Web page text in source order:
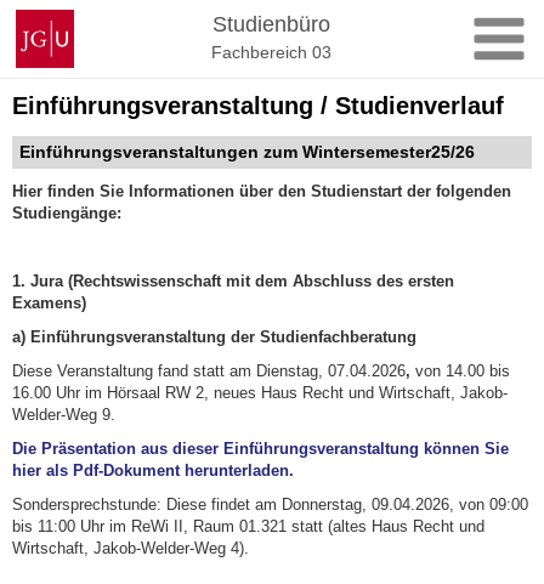
Zum
Inhalt
springen
Johannes
Gutenberg-
Universität
Mainz
Studienbüro
Fachbereich 03
Einführungsveranstaltung / Studienverlauf
Einführungsveranstaltungen zum Wintersemester25/26
Hier finden Sie Informationen über den Studienstart der folgenden
Studiengänge:
1. Jura (Rechtswissenschaft mit dem Abschluss des ersten
Examens)
a) Einführungsveranstaltung der Studienfachberatung
Diese Veranstaltung fand statt am Dienstag, 07.04.2026, von 14.00 bis
16.00 Uhr im Hörsaal RW 2, neues Haus Recht und Wirtschaft, Jakob-
Welder-Weg 9.
Die Präsentation aus dieser Einführungsveranstaltung können Sie
hier als Pdf-Dokument herunterladen.
Sondersprechstunde: Diese findet am Donnerstag, 09.04.2026, von 09:00
bis 11:00 Uhr im ReWi II, Raum 01.321 statt (altes Haus Recht und
Wirtschaft, Jakob-Welder-Weg 4).